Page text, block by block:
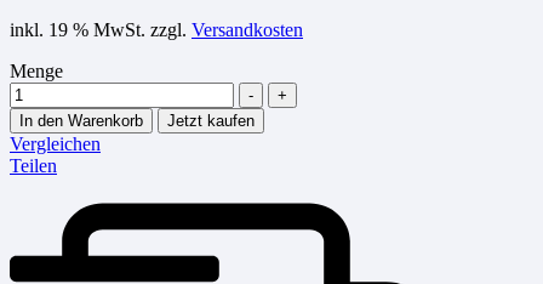
inkl. 19 % MwSt. zzgl. Versandkosten
Menge
-
+
In den Warenkorb
Jetzt kaufen
Vergleichen
Teilen